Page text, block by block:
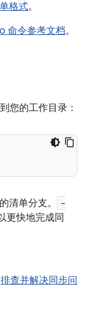
格式。
命令参考文档。
您的工作目录：
清单分支。
-
更快地完成同
排查并解决同步问